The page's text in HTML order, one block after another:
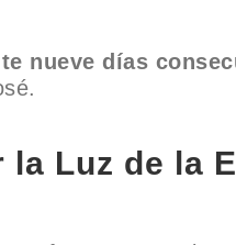
nueve días
Luz de la